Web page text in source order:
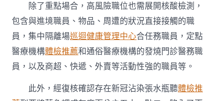
除了重點場合，高風險職位也需展開核酸檢測，
包含與進境職員、物品、周遭的狀況直接接觸的職
員，集中隔離場巡迴健康管理中心合任務職員，定點
醫療機構體檢推薦和通俗醫療機構的發燒門診醫務職
員，以及商超、快遞、外賣等活動性強的職員等。
此外，經復核確認存在新冠沾染張水瓶聽體檢推